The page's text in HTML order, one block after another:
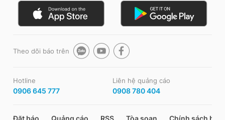
Theo dõi báo trên
Hotline
0906 645 777
Liên hệ quảng cáo
0908 780 404
Đặt báo Quảng cáo RSS Tòa soạn Chính sách bảo